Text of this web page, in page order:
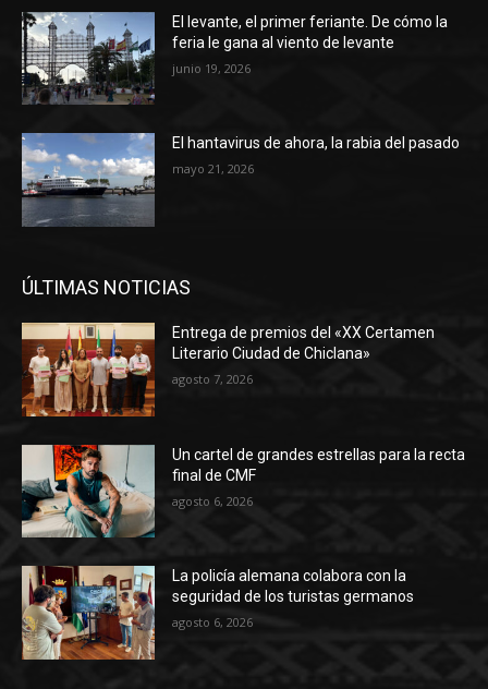
El levante, el primer feriante. De cómo la
feria le gana al viento de levante
junio 19, 2026
El hantavirus de ahora, la rabia del pasado
mayo 21, 2026
ÚLTIMAS NOTICIAS
Entrega de premios del «XX Certamen
Literario Ciudad de Chiclana»
agosto 7, 2026
Un cartel de grandes estrellas para la recta
final de CMF
agosto 6, 2026
La policía alemana colabora con la
seguridad de los turistas germanos
agosto 6, 2026